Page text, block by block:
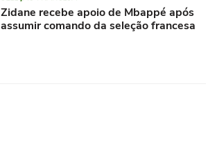
Zidane recebe apoio de Mbappé após
assumir comando da seleção francesa